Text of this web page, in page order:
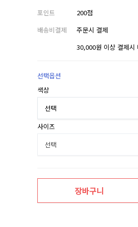
포인트
200점
배송비결제
주문시 결제
30,000원 이상 결제시
선택옵션
색상
사이즈
장바구니